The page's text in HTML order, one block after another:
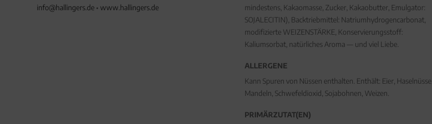
info@hallingers.de • www.hallingers.de
mindestens, Kakaomasse, Zucker, Kakaobutter, Emulgator:
SOJALECITIN), Backtriebmittel: Natriumhydrogencarbonat,
modifizierte WEIZENSTÄRKE, Konservierungsstoff:
Kaliumsorbat, natürliches Aroma — und viel Liebe.
ALLERGENE
Kann Spuren von Nüssen enthalten. Enthält: Eier, Haselnüsse,
Mandeln, Schwefeldioxid, Sojabohnen, Weizen.
PRIMÄRZUTAT(EN)